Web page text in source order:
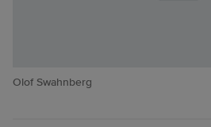
Olof Swahnberg